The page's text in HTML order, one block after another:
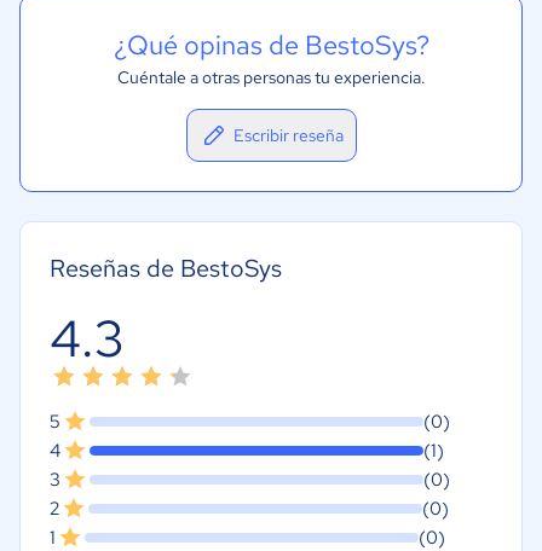
¿Qué opinas de BestoSys?
Cuéntale a otras personas tu experiencia.
Escribir reseña
Reseñas de BestoSys
4.3
5
(0)
4
(1)
3
(0)
2
(0)
1
(0)